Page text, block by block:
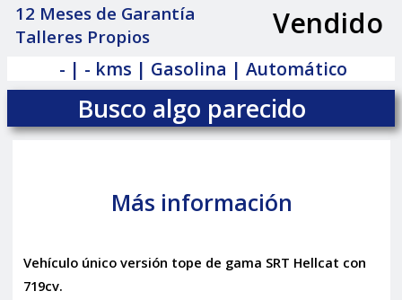
12 Meses de Garantía
Talleres Propios
Vendido
- | - kms | Gasolina | Automático
Busco algo parecido
Más información
Vehículo único versión tope de gama SRT Hellcat con
719cv.